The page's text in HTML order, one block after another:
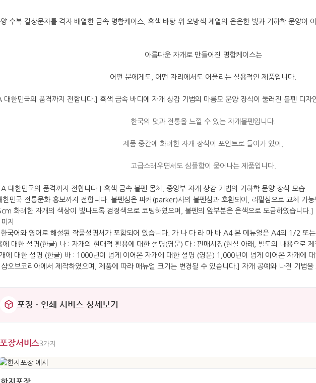
아름다운 자개로 만들어진 명함케이스는
어떤 분에게도, 어떤 자리에서도 어울리는 실용적인 제품입니다.
한국의 멋과 전통을 느낄 수 있는 자개볼펜입니다.
제품 중간에 화려한 자개 장식이 포인트로 들어가 있어,
고급스러우면서도 심플함이 묻어나는 제품입니다.
포장 · 인쇄 서비스 상세보기
포장서비스 3가지